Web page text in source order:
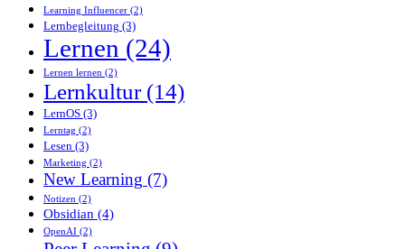
Learning Influencer (2)
Lernbegleitung (3)
Lernen (24)
Lernen lernen (2)
Lernkultur(14)
LernOS (3)
Lerntag (2)
Lesen (3)
Marketing (2)
New Learning (7)
Notizen (2)
Obsidian (4)
OpenAI (2)